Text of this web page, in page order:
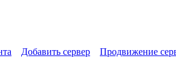
Добавить сервер Продвижение